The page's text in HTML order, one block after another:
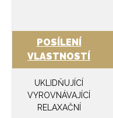
POSÍLENÍ
VLASTNOSTÍ
UKLIDŇUJÍCÍ
VYROVNÁVAJÍCÍ
RELAXAČNÍ